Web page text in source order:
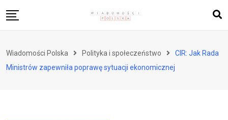
to
Zdrowie i styl życia
Wiadomości Polska Polityka i społeczeństwo
CIR: Jak Rada
Ministrów zapewniła poprawę sytuacji ekonomicznej